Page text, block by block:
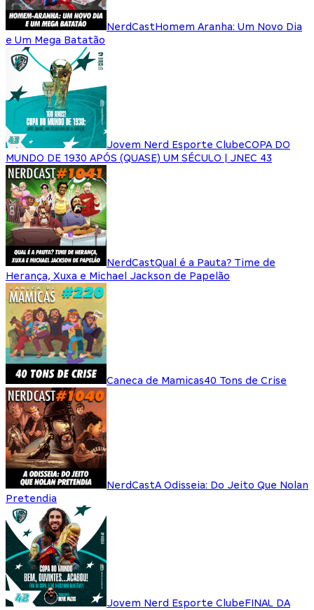
NerdCastHomem Aranha: Um Novo Dia
e Um Mega Batatão
Jovem Nerd Esporte ClubeCOPA DO
MUNDO DE 1930 APÓS (QUASE) UM SÉCULO | JNEC 43
NerdCastQual é a Pauta? Time de
Herança, Xuxa e Michael Jackson de Papelão
Caneca de Mamicas40 Tons de Crise
NerdCastA Odisseia: Do Jeito Que Nolan
Pretendia
Jovem Nerd Esporte ClubeFINAL DA